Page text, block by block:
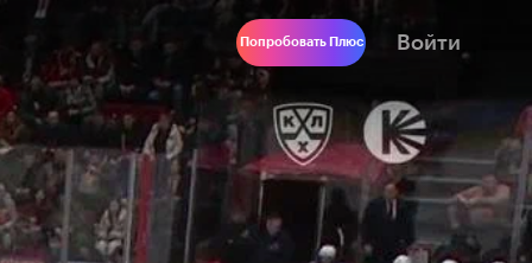
Попробовать Плюс Войти